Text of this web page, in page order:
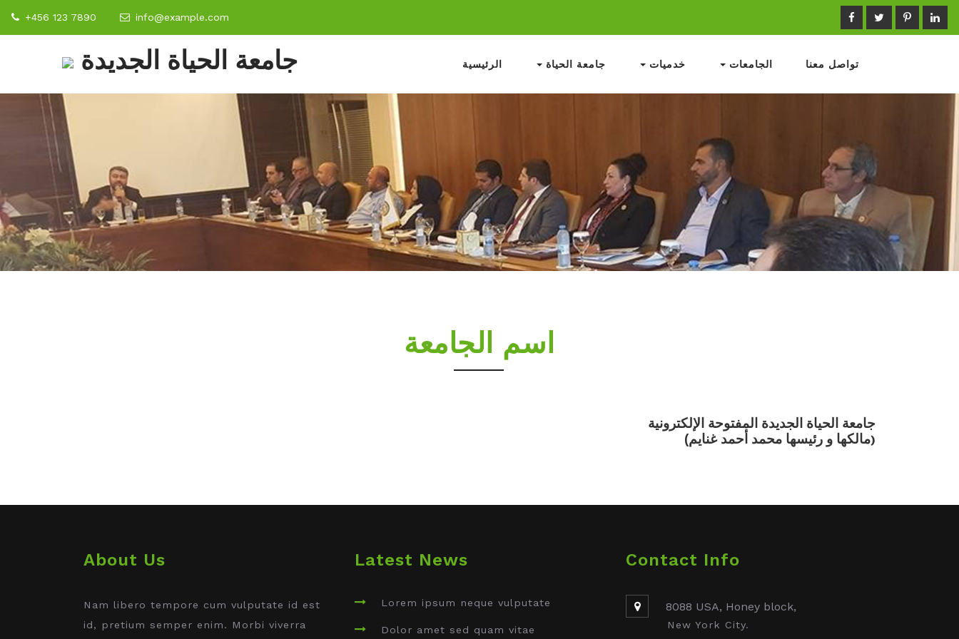
+456 123 7890 info@example.com
جامعة الحياة الجديدة الرئيسية جامعة الحياة خدميات الجامعات تواصل معنا
اسم الجامعة
جامعة الحياة الجديدة المفتوحة الإلكترونية
(مالكها و رئيسها محمد أحمد غنايم)
About Us
Nam libero tempore cum vulputate id est
id, pretium semper enim. Morbi viverra
Latest News
Lorem ipsum neque vulputate
Dolor amet sed quam vitae
Contact Info
8088 USA, Honey block,
New York City.